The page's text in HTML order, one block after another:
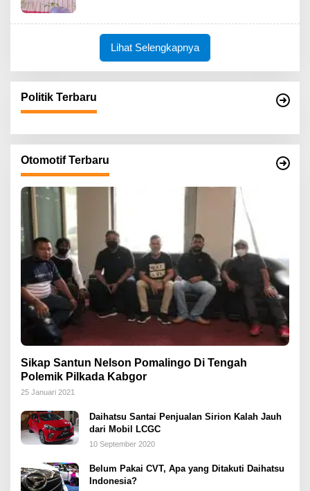
Lihat Selengkapnya
Politik Terbaru
Otomotif Terbaru
Sikap Santun Nelson Pomalingo Di Tengah
Polemik Pilkada Kabgor
25 Januari 2021
Daihatsu Santai Penjualan Sirion Kalah Jauh
dari Mobil LCGC
10 September 2020
Belum Pakai CVT, Apa yang Ditakuti Daihatsu
Indonesia?